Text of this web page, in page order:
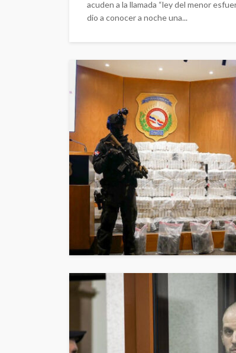
acuden a la llamada “ley del menor
dio a conocer a noche una...